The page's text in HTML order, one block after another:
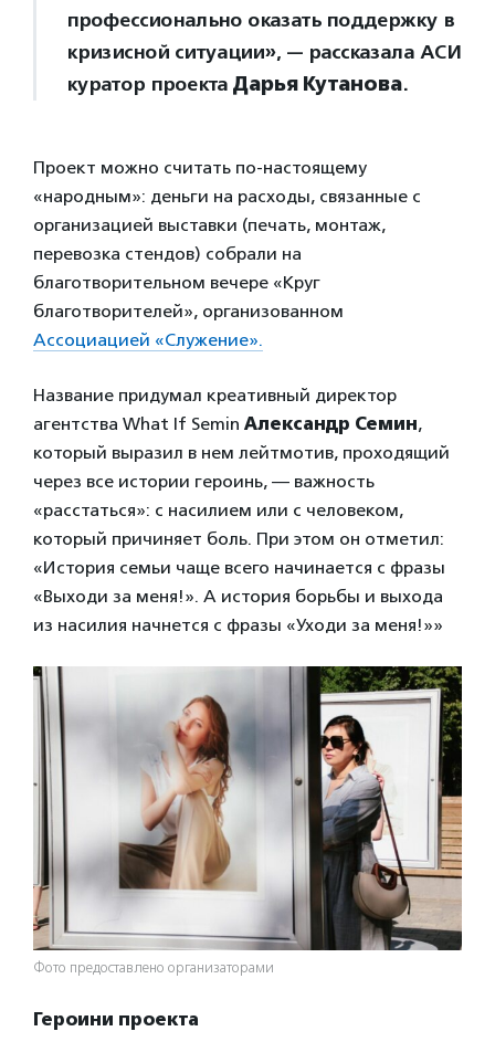
профессионально оказать поддержку в
кризисной ситуации», — рассказала АСИ
куратор проекта Дарья Кутанова.
Проект можно считать по-настоящему
«народным»: деньги на расходы, связанные с
организацией выставки (печать, монтаж,
перевозка стендов) собрали на
благотворительном вечере «Круг
благотворителей», организованном
Ассоциацией «Служение».
Название придумал креативный директор
агентства What If Semin Александр Семин,
который выразил в нем лейтмотив, проходящий
через все истории героинь, — важность
«расстаться»: с насилием или с человеком,
который причиняет боль. При этом он отметил:
«История семьи чаще всего начинается с фразы
«Выходи за меня!». А история борьбы и выхода
из насилия начнется с фразы «Уходи за меня!»»
Фото предоставлено организаторами
Героини проекта